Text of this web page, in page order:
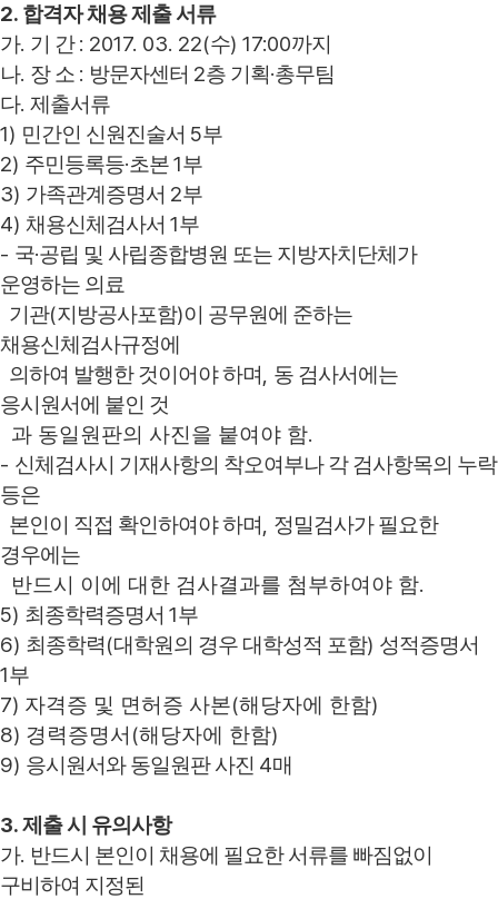
2. 합격자 채용 제출 서류
가. 기 간: 2017. 03. 22(수) 17:00까지
나. 장 소 : 방문자센터 2층 기획·총무팀
다. 제출서류
1) 민간인 신원진술서 5부
2) 주민등록등·초본1부
3) 가족관계증명서 2부
4) 채용신체검사서 1부
- 국·공립 및 사립종합병원 또는 지방자치단체가
운영하는 의료
기관(지방공사포함)이 공무원에 준하는
채용신체검사규정에
의하여 발행한 것이어야 하며
동 검사서에는
응시원서에 붙인 것
과 동일원판의 사진을 붙여야 함.
- 신체검사시 기재사항의 착오여부나 각 검사항목의 누락
등은
본인이 직접 확인하여야 하며
정밀검사가 필요한
경우에는
반드시 이에 대한 검사결과를 첨부하여야 함.
5) 최종학력증명서 1부
6) 최종학력(대학원의 경우 대학성적 포함) 성적증명서
1부
7) 자격증 및 면허증 사본(해당자에 한함)
8) 경력증명서 (해당자에 한함)
9) 응시원서와 동일원판 사진 4매
3.제출 시 유의사항
가. 반드시 본인이 채용에 필요한 서류를 빠짐없이
구비하여 지정된